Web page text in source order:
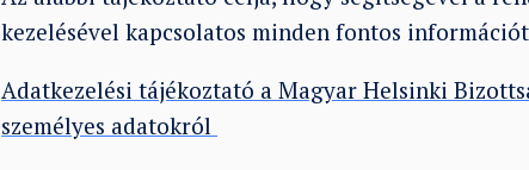
kezelésével kapcsolatos minden fontos
Adatkezelési tájékoztató a Magyar Helsinki
személyes adatokról